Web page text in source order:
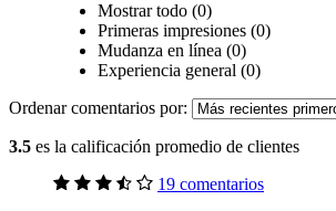
Mostrar todo (0)
Primeras impresiones (0)
Mudanza en línea (0)
Experiencia general (0)
Ordenar comentarios por:
3.5 es la calificación promedio de clientes
19 comentarios